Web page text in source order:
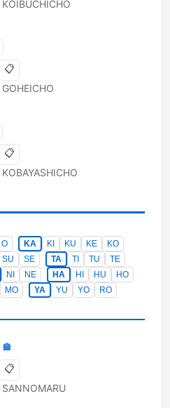
KOIBUCHICHO
📋
GOHEICHO
📋
KOBAYASHICHO
O KA KI KU KE
KO
SU SE TA TI TU
TE
NI NE HA HI HU
HO
MO YA YU YO
RO
🏣
📋
SANNOMARU